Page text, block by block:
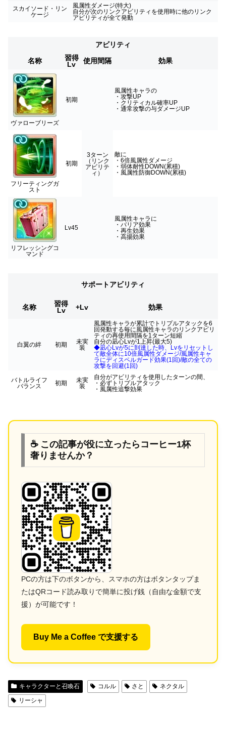
スカイソード・リン
ケージ
風属性ダメージ(特大)
自分が次のリンクアビリティを使用時に他のリンク
アビリティが全て発動
アビリティ
名称
習得
Lv
使用間隔 効果
ヴァローブリーズ
初期
3ターン
（リンク
アビリテ
ィ）
風属性キャラの
・攻撃UP
・クリティカル確率UP
・通常攻撃の与ダメージUP
フリーティングガ
スト
初期
敵に
・6倍風属性ダメージ
・弱体耐性DOWN(累積)
・風属性防御DOWN(累積)
リフレッシングコ
マンド
Lv45
風属性キャラに
・バリア効果
・再生効果
・高揚効果
サポートアビリティ
名称
習得
Lv
+Lv 効果
白翼の絆 初期
未実
装
風属性キャラが累計でトリプルアタックを6
回発動する毎に風属性キャラのリンクアビリ
ティの再使用間隔を1ターン短縮
自分の凪心Lvが1上昇(最大5)
◆凪心Lvが5に到達した時、Lvをリセットし
て敵全体に10倍風属性ダメージ/風属性キャ
ラにディスペルガード効果(1回)/敵の全ての
攻撃を回避(1回)
バトルライフ
バランス
初期
未実
装
自分がアビリティを使用したターンの間、
・必ずトリプルアタック
・風属性追撃効果
☕ この記事が役に立ったらコーヒー1杯
奢りませんか？
PCの方は下のボタンから、スマホの方はボタンタップま
たはQRコード読み取りで簡単に投げ銭（自由な金額で支
援）が可能です！
Buy Me a Coffee で支援する
キャラクターと召喚石 コルル さと
ネクタル
リーシャ